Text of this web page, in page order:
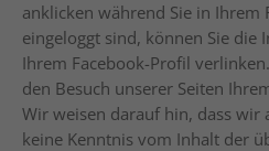
anklicken während Sie in Ihrem
eingeloggt sind, können Sie die
Ihrem Facebook-Profil
den Besuch unserer Seiten
Wir weisen darauf hin, dass wir
keine Kenntnis vom Inhalt der